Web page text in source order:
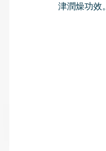
津潤燥功效。